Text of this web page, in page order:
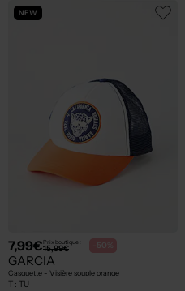
NEW
7,99€Prix boutique :
15,99€ -50%
GARCIA
Casquette - Visière souple orange
T : TU